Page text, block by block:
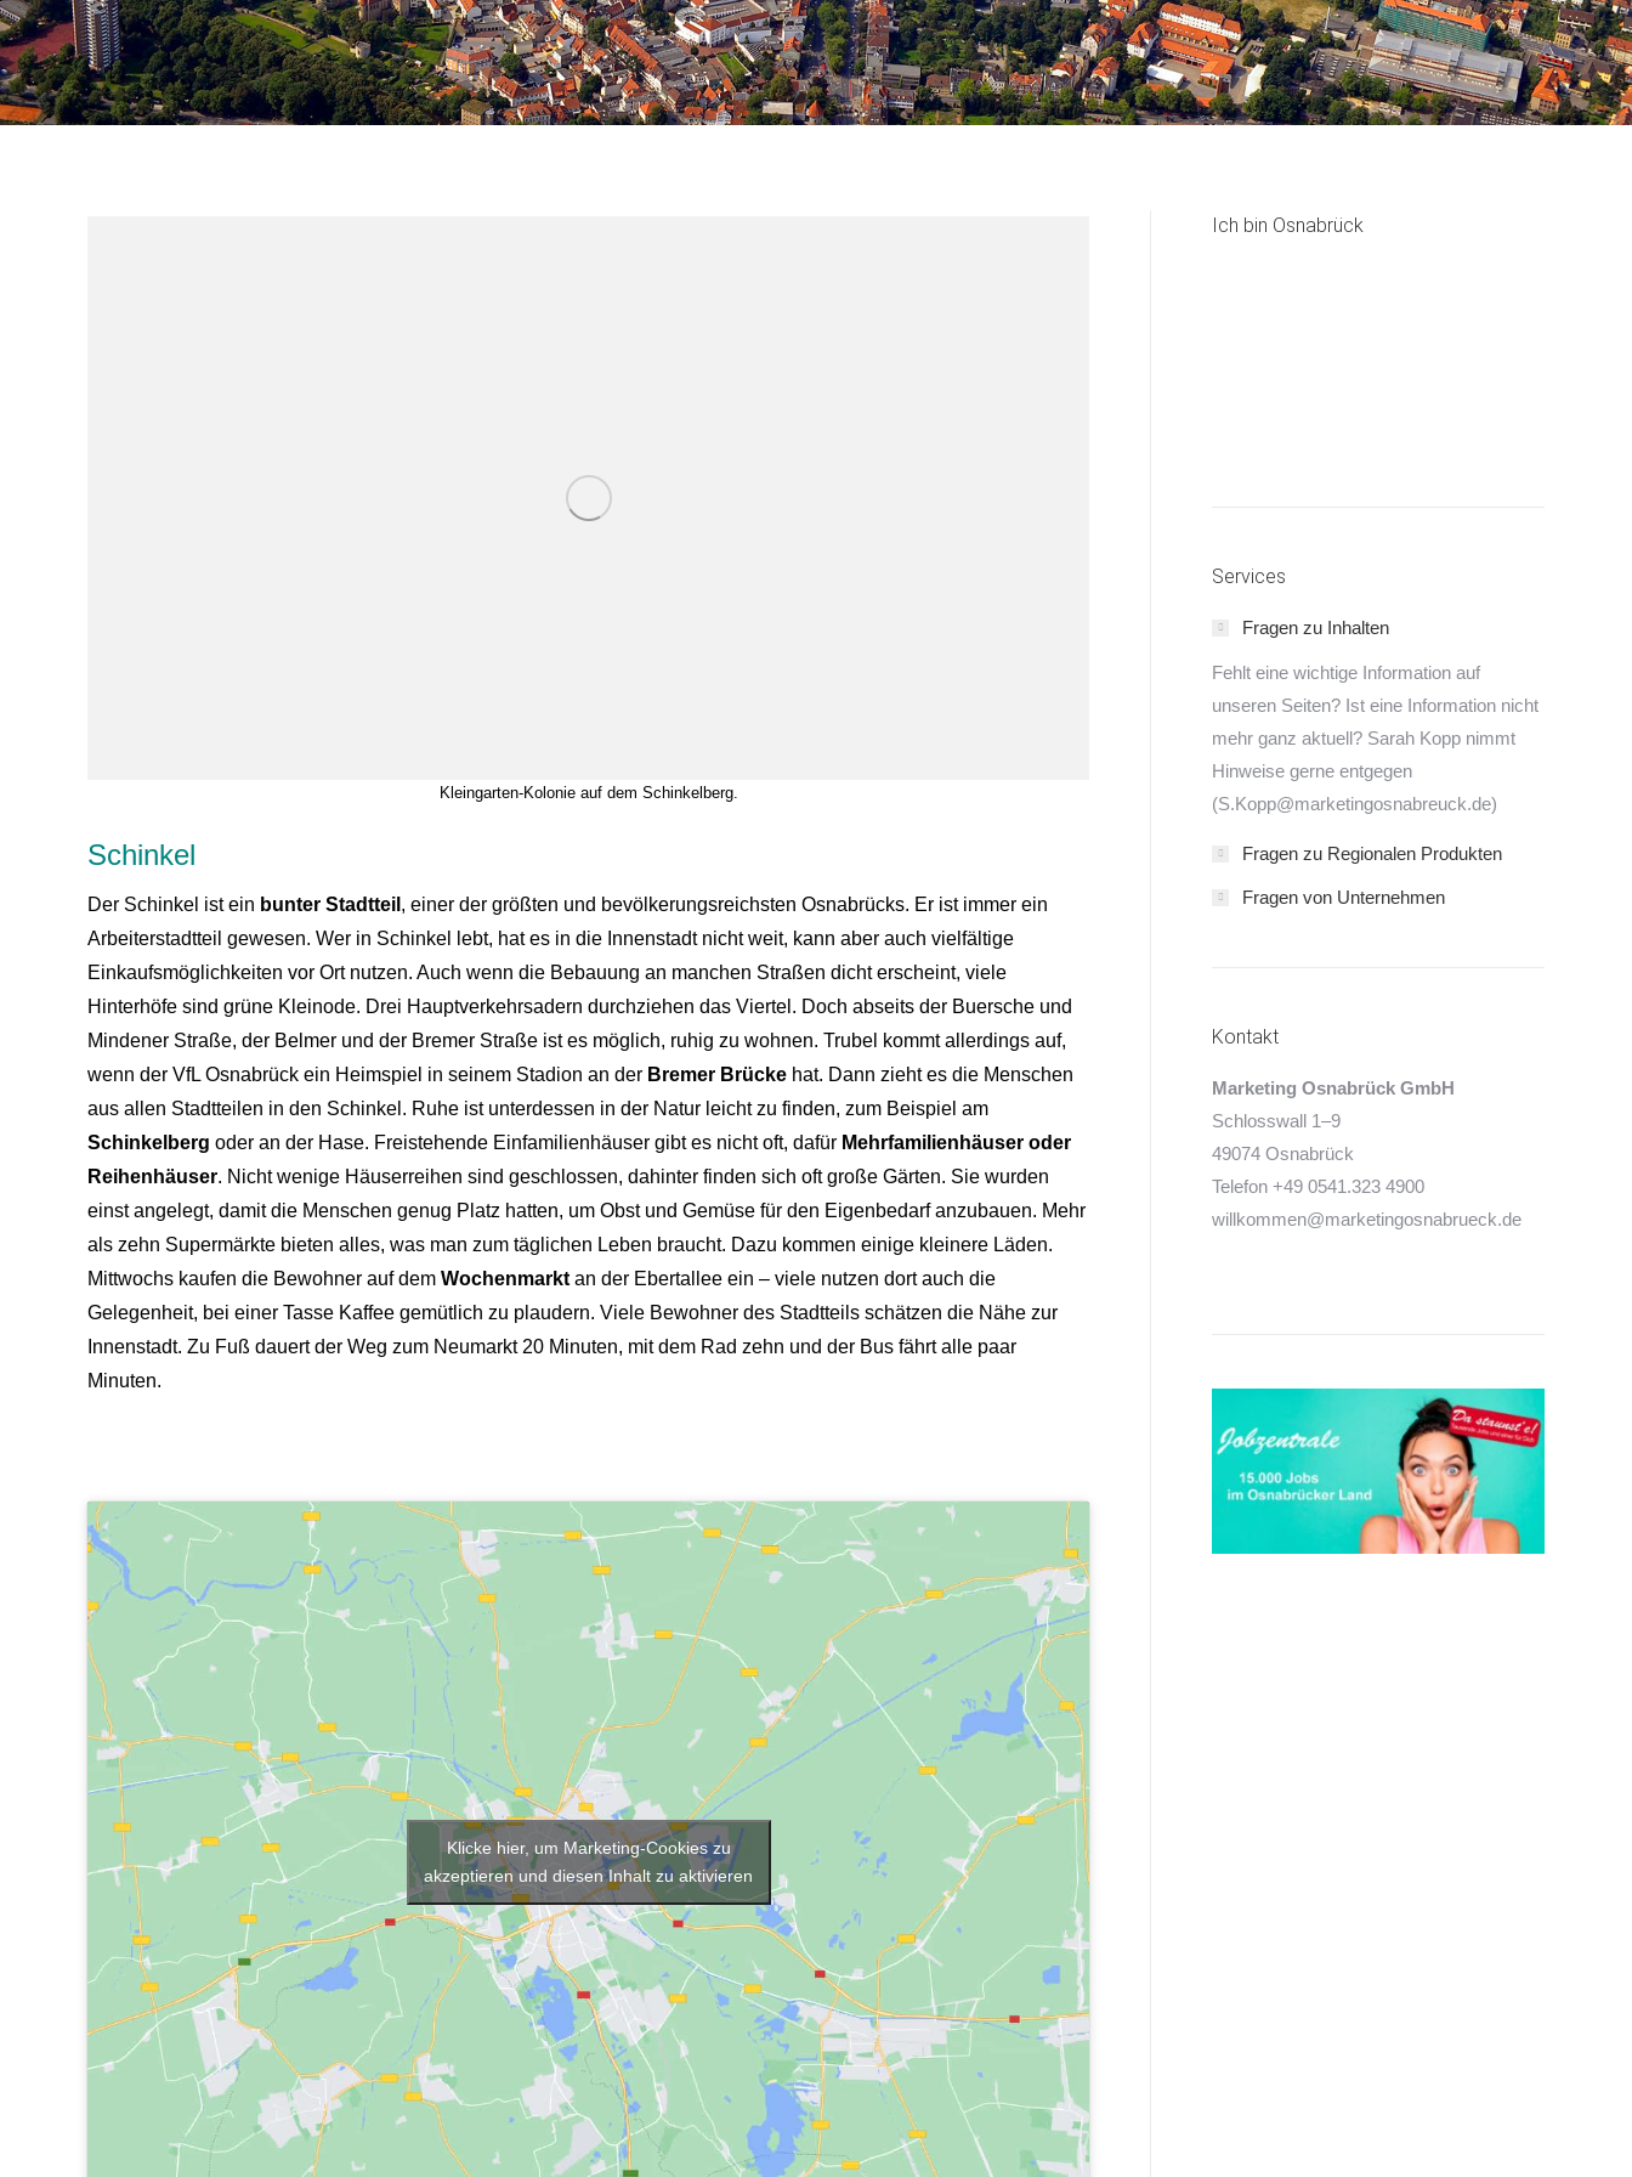
Kleingarten-Kolonie auf dem Schinkelberg.
Schinkel
Der Schinkel ist ein bunter Stadtteil , einer der größten und bevölkerungsreichsten Osnabrücks. Er ist immer ein
Arbeiterstadtteil gewesen. Wer in Schinkel lebt, hat es in die Innenstadt nicht weit, kann aber auch vielfältige
Einkaufsmöglichkeiten vor Ort nutzen. Auch wenn die Bebauung an manchen Straßen dicht erscheint, viele
Hinterhöfe sind grüne Kleinode. Drei Hauptverkehrsadern durchziehen das Viertel. Doch abseits der Buersche und
Mindener Straße, der Belmer und der Bremer Straße ist es möglich, ruhig zu wohnen. Trubel kommt allerdings auf,
wenn der VfL Osnabrück ein Heimspiel in seinem Stadion an der Bremer Brücke hat. Dann zieht es die Menschen
aus allen Stadtteilen in den Schinkel. Ruhe ist unterdessen in der Natur leicht zu finden, zum Beispiel am
Schinkelberg oder an der Hase. Freistehende Einfamilienhäuser gibt es nicht oft, dafür Mehrfamilienhäuser oder
Reihenhäuser. Nicht wenige Häuserreihen sind geschlossen, dahinter finden sich oft große Gärten. Sie wurden
einst angelegt, damit die Menschen genug Platz hatten, um Obst und Gemüse für den Eigenbedarf anzubauen. Mehr
als zehn Supermärkte bieten alles, was man zum täglichen Leben braucht. Dazu kommen einige kleinere Läden.
Mittwochs kaufen die Bewohner auf dem Wochenmarkt an der Ebertallee ein – viele nutzen dort auch die
Gelegenheit, bei einer Tasse Kaffee gemütlich zu plaudern. Viele Bewohner des Stadtteils schätzen die Nähe zur
Innenstadt. Zu Fuß dauert der Weg zum Neumarkt 20 Minuten, mit dem Rad zehn und der Bus fährt alle paar
Minuten.
Klicke hier, um Marketing-Cookies zu
akzeptieren und diesen Inhalt zu aktivieren
Ich bin Osnabrück
Services
Fragen zu Inhalten
Fehlt eine wichtige Information auf
unseren Seiten? Ist eine Information nicht
mehr ganz aktuell? Sarah Kopp nimmt
Hinweise gerne entgegen
(S.Kopp@marketingosnabreuck.de)
Fragen zu Regionalen Produkten
Fragen von Unternehmen
Kontakt
Marketing Osnabrück GmbH
Schlosswall 1–9
49074 Osnabrück
Telefon +49 0541.323 4900
willkommen@marketingosnabrueck.de